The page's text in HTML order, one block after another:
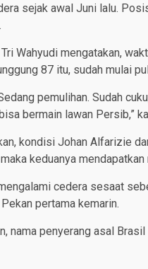
sejak awal Juni lalu.
Wahyudi mengatakan,
87 itu, sudah mulai
pemulihan. Sudah
bermain lawan Persib,”
kondisi Johan Alfarizie
keduanya
cedera sesaat
pertama kemarin.
nama penyerang asal